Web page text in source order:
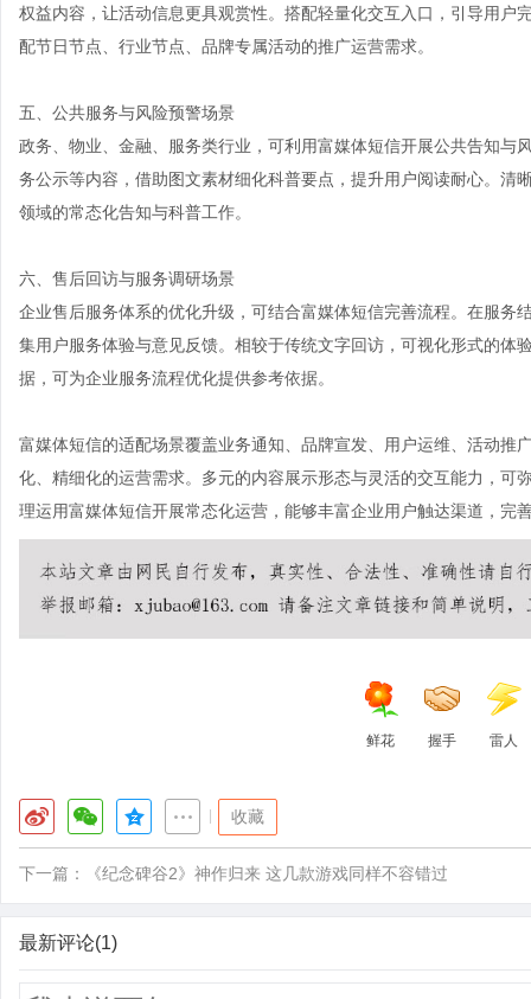
权益内容，让活动信息更具观赏性。搭配轻量化交互入口，引导用户
配节日节点、行业节点、品牌专属活动的推广运营需求。
五、公共服务与风险预警场景
政务、物业、金融、服务类行业，可利用富媒体短信开展公共告知与
务公示等内容，借助图文素材细化科普要点，提升用户阅读耐心。清
领域的常态化告知与科普工作。
六、售后回访与服务调研场景
企业售后服务体系的优化升级，可结合富媒体短信完善流程。在服务
集用户服务体验与意见反馈。相较于传统文字回访，可视化形式的体
据，可为企业服务流程优化提供参考依据。
富媒体短信的适配场景覆盖业务通知、品牌宣发、用户运维、活动推
化、精细化的运营需求。多元的内容展示形态与灵活的交互能力，可
理运用富媒体短信开展常态化运营，能够丰富企业用户触达渠道，完
鲜花 握手 雷人
收藏
下一篇： 《纪念碑谷2》神作归来 这几款游戏同样不容错过
最新评论(1)